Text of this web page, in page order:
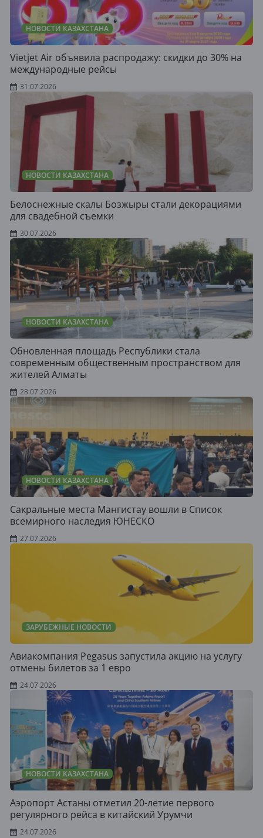
НОВОСТИ КАЗАХСТАНА
Vietjet Air объявила распродажу: скидки до 30% на
международные рейсы
31.07.2026
НОВОСТИ КАЗАХСТАНА
Белоснежные скалы Бозжыры стали декорациями
для свадебной съемки
30.07.2026
НОВОСТИ КАЗАХСТАНА
Обновленная площадь Республики стала
современным общественным пространством для
жителей Алматы
28.07.2026
НОВОСТИ КАЗАХСТАНА
Сакральные места Мангистау вошли в Список
всемирного наследия ЮНЕСКО
27.07.2026
ЗАРУБЕЖНЫЕ НОВОСТИ
Авиакомпания Pegasus запустила акцию на услугу
отмены билетов за 1 евро
24.07.2026
НОВОСТИ КАЗАХСТАНА
Аэропорт Астаны отметил 20-летие первого
регулярного рейса в китайский Урумчи
24.07.2026